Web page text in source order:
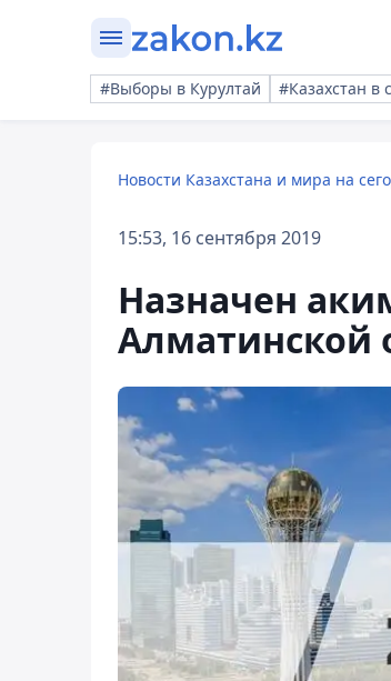
#Выборы в Курултай #Казахстан в
Новости Казахстана и мира на
15:53, 16 сентября 2019
Назначен
Алматинской